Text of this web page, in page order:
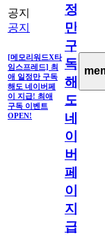
공지
공지
[메모리워드X타
임스프레드] 최
애 일정만 구독
해도 네이버페
이 지급! 최애
구독 이벤트
OPEN!
정
만
구
독
해
도
네
이
버
페
이
지
급!